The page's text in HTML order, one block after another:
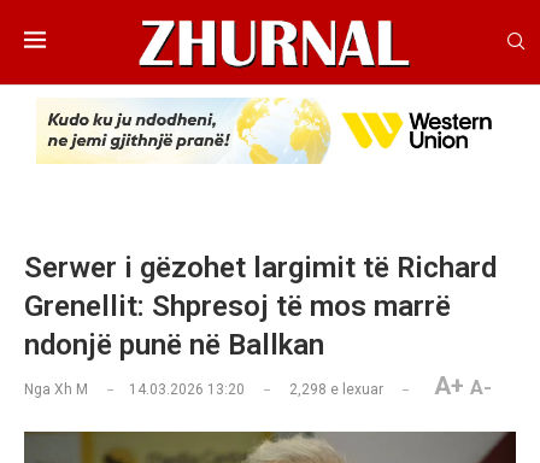
Serwer i gëzohet largimit të Richard
Grenellit: Shpresoj të mos marrë
ndonjë punë në Ballkan
Nga Xh M 14.03.2026 13:20 2,298 e lexuar A+ A-